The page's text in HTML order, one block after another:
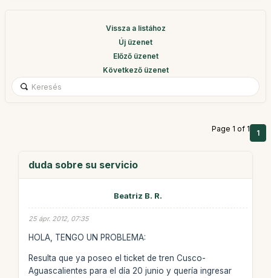
Vissza a listához
Új üzenet
Előző üzenet
Következő üzenet
Page 1 of 1 1
duda sobre su servicio
Beatriz B. R.
25 ápr. 2012, 07:35
HOLA, TENGO UN PROBLEMA:
Resulta que ya poseo el ticket de tren Cusco-
Aguascalientes para el día 20 junio y quería ingresar